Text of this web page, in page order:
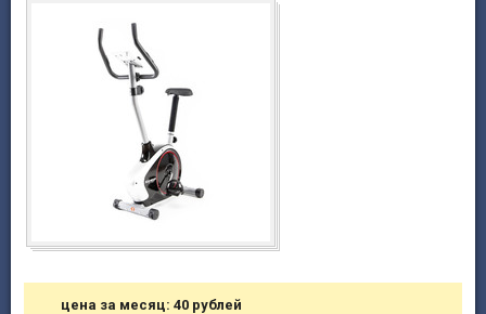
цена за месяц: 40 рублей